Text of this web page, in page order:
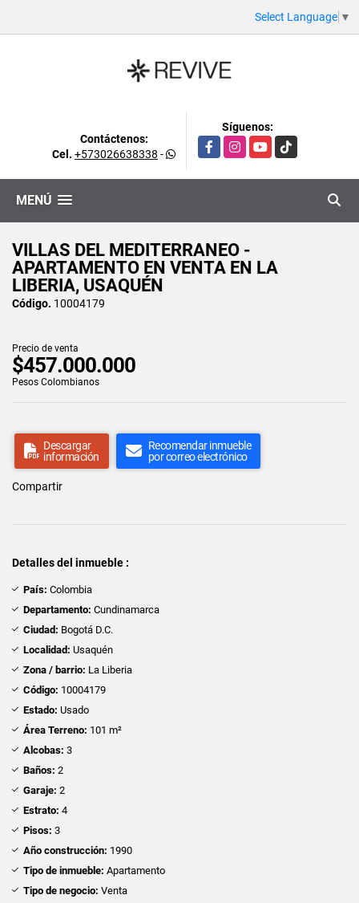
Select Language ▼
Contáctenos:
Cel. +573026638338 -
Síguenos:
FacebookInstagramYouTubeTikTok
MENÚ
VILLAS DEL MEDITERRANEO -
APARTAMENTO EN VENTA EN LA
LIBERIA, USAQUÉN
Código. 10004179
Precio de venta
$457.000.000
Pesos Colombianos
Descargar
información
Recomendar inmueble
por correo electrónico
Compartir
Detalles del inmueble :
País: Colombia
Departamento: Cundinamarca
Ciudad: Bogotá D.C.
Localidad: Usaquén
Zona / barrio: La Liberia
Código: 10004179
Estado: Usado
Área Terreno: 101 m²
Alcobas: 3
Baños: 2
Garaje: 2
Estrato: 4
Pisos: 3
Año construcción: 1990
Tipo de inmueble: Apartamento
Tipo de negocio: Venta